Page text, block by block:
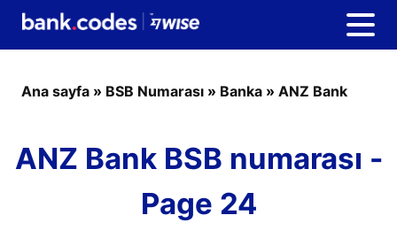
Ana sayfa » BSB Numarası » Banka » ANZ Bank
ANZ Bank BSB numarası -
Page 24